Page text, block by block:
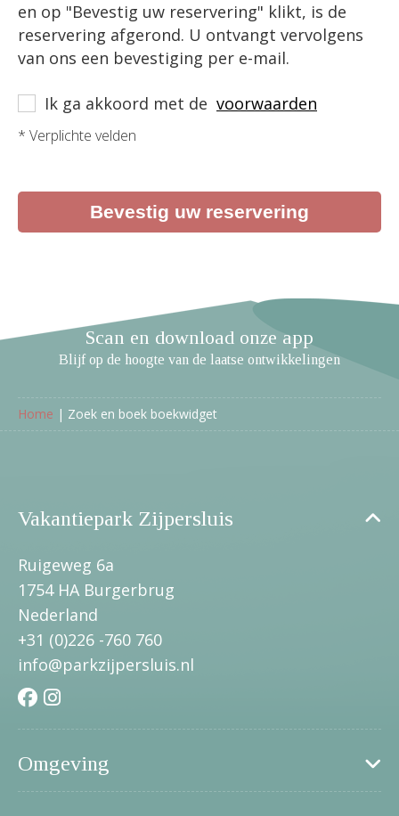
en op "Bevestig uw reservering" klikt, is de
reservering afgerond. U ontvangt vervolgens
van ons een bevestiging per e-mail.
Ik ga akkoord met de voorwaarden
* Verplichte velden
Bevestig uw reservering
Scan en download onze app
Blijf op de hoogte van de laatse ontwikkelingen
Home | Zoek en boek boekwidget
Vakantiepark Zijpersluis
Ruigeweg 6a
1754 HA Burgerbrug
Nederland
+31 (0)226 -760 760
info@parkzijpersluis.nl
Omgeving